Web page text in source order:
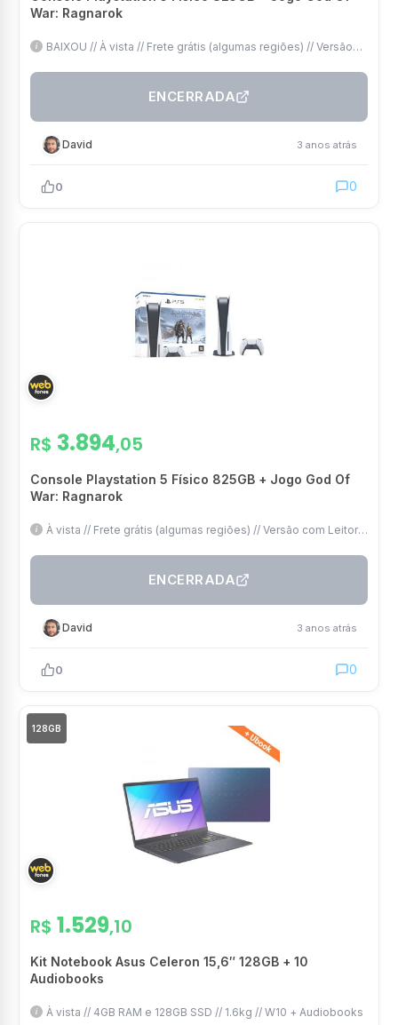
War: Ragnarok
BAIXOU // À vista // Frete grátis (algumas regiões) // Versão
ENCERRADA
David 3 anos atrás
0 0
R$ 3.894,05
Console Playstation 5 Físico 825GB + Jogo God Of
War: Ragnarok
À vista // Frete grátis (algumas regiões) // Versão com Leitor //
ENCERRADA
David 3 anos atrás
0 0
128GB
R$ 1.529,10
Kit Notebook Asus Celeron 15,6″ 128GB + 10
Audiobooks
À vista // 4GB RAM e 128GB SSD // 1.6kg // W10 + Audiobooks